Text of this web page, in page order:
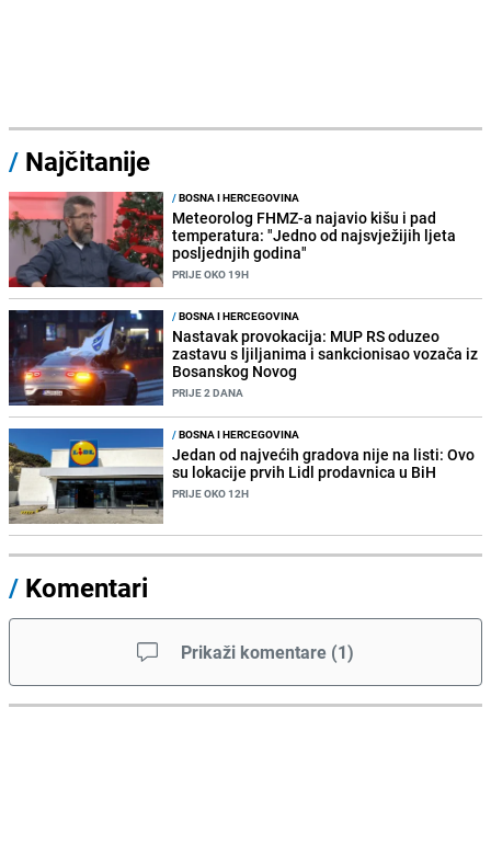
/ Najčitanije
/BOSNA I HERCEGOVINA
Meteorolog FHMZ-a najavio kišu i pad
temperatura: "Jedno od najsvježijih ljeta
posljednjih godina"
PRIJE OKO 19H
/BOSNA I HERCEGOVINA
Nastavak provokacija: MUP RS oduzeo
zastavu s ljiljanima i sankcionisao vozača iz
Bosanskog Novog
PRIJE 2 DANA
/BOSNA I HERCEGOVINA
Jedan od najvećih gradova nije na listi: Ovo
su lokacije prvih Lidl prodavnica u BiH
PRIJE OKO 12H
/ Komentari
Prikaži komentare (1)